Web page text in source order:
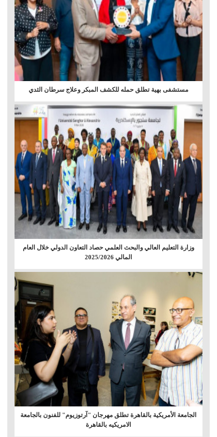
مستشفى بهية تطلق حمله للكشف المبكر وعلاج سرطان الثدي
وزارة التعليم العالي والبحث العلمي حصاد التعاون الدولي خلال العام
المالي 2025/2026
الجامعة الأمريكية بالقاهرة تطلق مهرجان "آرتوزيوم" للفنون بالجامعة
الامريكيه بالقاهرة